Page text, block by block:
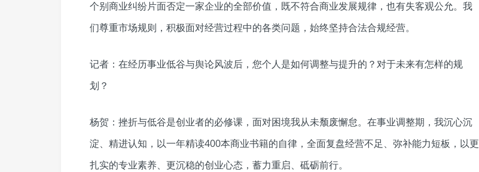
个别商业纠纷片面否定一家企业的全部价值，既不符合商业发展规律，也有失客观公允。我
们尊重市场规则，积极面对经营过程中的各类问题，始终坚持合法合规经营。
记者：在经历事业低谷与舆论风波后，您个人是如何调整与提升的？对于未来有怎样的规
划？
杨贺：挫折与低谷是创业者的必修课，面对困境我从未颓废懈怠。在事业调整期，我沉心沉
淀、精进认知，以一年精读400本商业书籍的自律，全面复盘经营不足、弥补能力短板，以更
扎实的专业素养、更沉稳的创业心态，蓄力重启、砥砺前行。